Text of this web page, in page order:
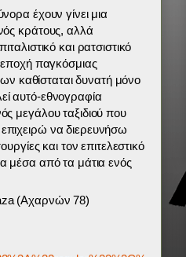
έχουν γίνει μια
κράτους, αλλά
και ρατσιστικό
παγκόσμιας
καθίσταται δυνατή μόνο
αυτό-εθνογραφία
μεγάλου ταξιδιού που
να διερευνήσω
και τον επιτελεστικό
μέσα από τα μάτια ενός
(Αχαρνών 78)